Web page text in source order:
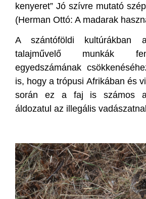
kenyeret” Jó szívre mutató
(Herman Ottó: A madarak
A szántóföldi kultúrákban
talajművelő munkák
egyedszámának
is, hogy a trópusi Afrikában és
során ez a faj is számos
áldozatul az illegális